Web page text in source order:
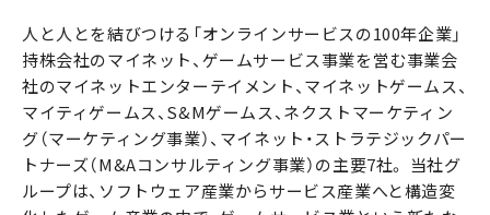
人と人とを結びつける「オンラインサービスの100年企業」
持株会社のマイネット、ゲームサービス事業を営む事業会
社のマイネットエンターテイメント、マイネットゲームス、
マイティゲームス、S&Mゲームス、ネクストマーケティン
グ（マーケティング事業）、マイネット・ストラテジックパー
トナーズ（M&Aコンサルティング事業）の主要7社。 当社グ
ループは、ソフトウェア産業からサービス産業へと構造変